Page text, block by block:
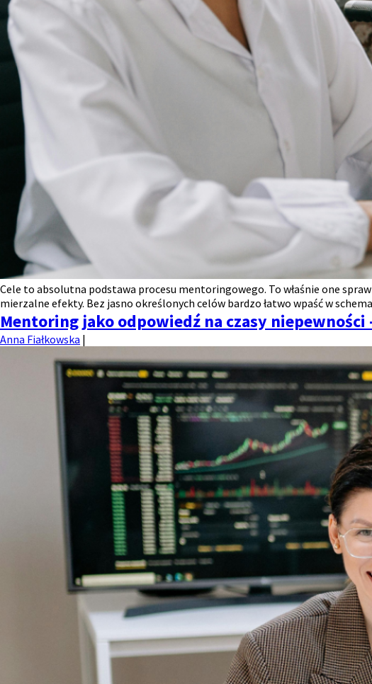
Cele to absolutna podstawa procesu mentoringowego. To właśnie one
mierzalne efekty. Bez jasno określonych celów bardzo łatwo wpaść w
Mentoring jako odpowiedź na czasy
Anna Fiałkowska |